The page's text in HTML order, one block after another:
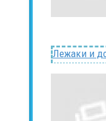
Лежаки и